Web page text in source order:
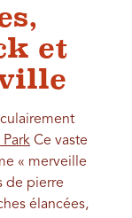
et
Ce vaste
« merveille
de pierre
élancées,